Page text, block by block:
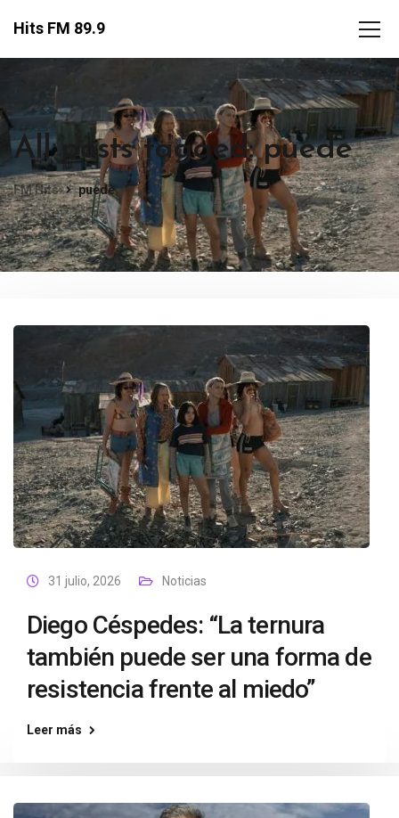
Hits FM 89.9
All posts tagged: puede
FM Hits puede
31 julio, 2026 Noticias
Diego Céspedes: “La ternura
también puede ser una forma de
resistencia frente al miedo”
Leer más